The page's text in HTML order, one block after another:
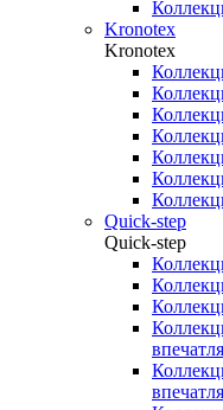
Kronotex
Kronotex
Quick-step
Quick-step